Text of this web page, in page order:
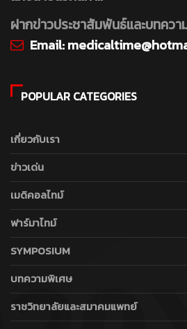
ฝากข่าวประชาสัมพันธ์และบทควา
Email:
POPULAR CATEGORIES
เกี่ยวกับเรา
ข่าวเด่น
เมดิคอลไทม์
ฟาร์มาไทม์
SYMPOSIUM
บทความพิเศษ
ราชวิทยาลัยและสมาคมแพทย์